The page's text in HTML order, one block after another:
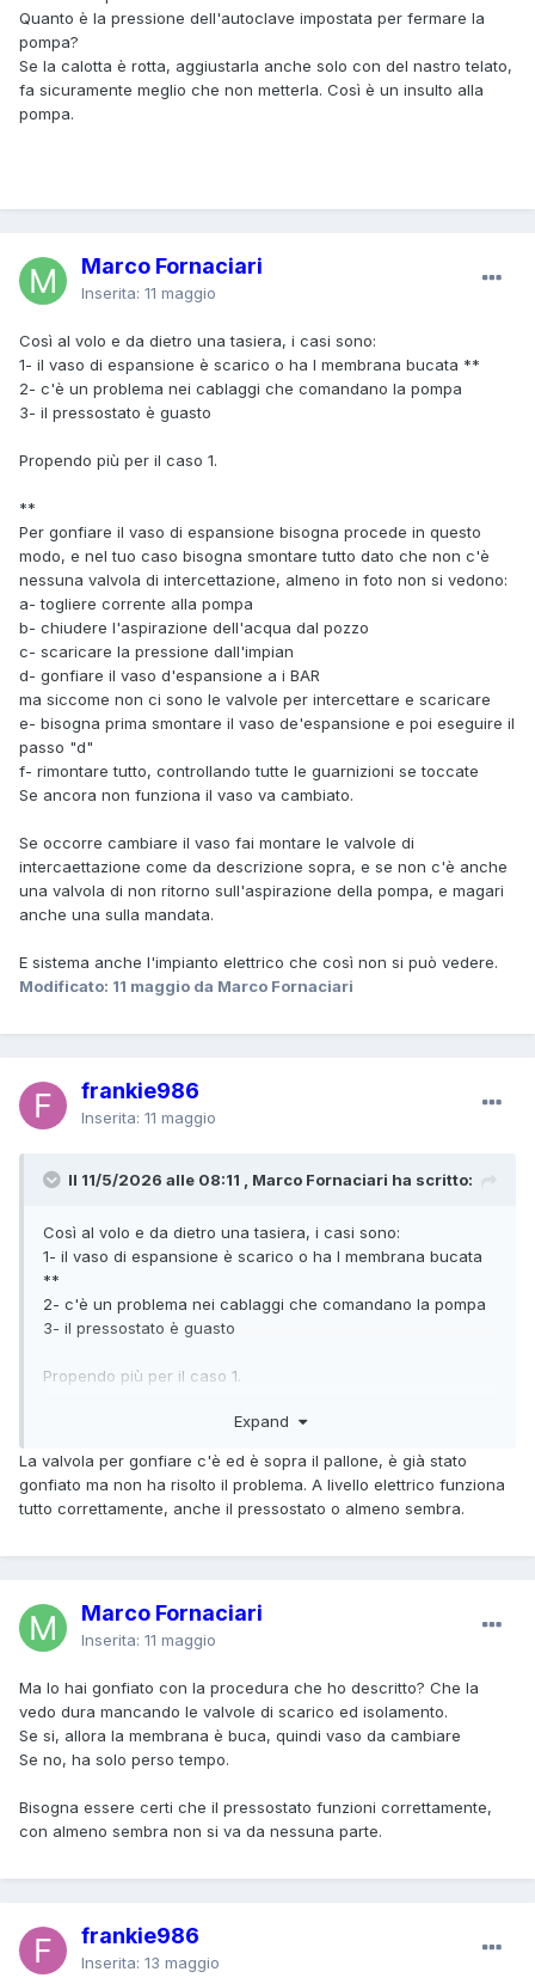
Quanto è la pressione dell'autoclave impostata per fermare la
pompa?
Se la calotta è rotta, aggiustarla anche solo con del nastro telato,
fa sicuramente meglio che non metterla. Così è un insulto alla
pompa.
Marco Fornaciari
Inserita: 11 maggio
Così al volo e da dietro una tasiera, i casi sono:
1- il vaso di espansione è scarico o ha l membrana bucata **
2- c'è un problema nei cablaggi che comandano la pompa
3- il pressostato è guasto
Propendo più per il caso 1.
**
Per gonfiare il vaso di espansione bisogna procede in questo
modo, e nel tuo caso bisogna smontare tutto dato che non c'è
nessuna valvola di intercettazione, almeno in foto non si vedono:
a- togliere corrente alla pompa
b- chiudere l'aspirazione dell'acqua dal pozzo
c- scaricare la pressione dall'impian
d- gonfiare il vaso d'espansione a i BAR
ma siccome non ci sono le valvole per intercettare e scaricare
e- bisogna prima smontare il vaso de'espansione e poi eseguire il
passo "d"
f- rimontare tutto, controllando tutte le guarnizioni se toccate
Se ancora non funziona il vaso va cambiato.
Se occorre cambiare il vaso fai montare le valvole di
intercaettazione come da descrizione sopra, e se non c'è anche
una valvola di non ritorno sull'aspirazione della pompa, e magari
anche una sulla mandata.
E sistema anche l'impianto elettrico che così non si può vedere.
Modificato: 11 maggio da Marco Fornaciari
frankie986
Inserita: 11 maggio
Il 11/5/2026 alle 08:11 , Marco Fornaciari ha scritto:
Così al volo e da dietro una tasiera, i casi sono:
1- il vaso di espansione è scarico o ha l membrana bucata
**
2- c'è un problema nei cablaggi che comandano la pompa
3- il pressostato è guasto
Propendo più per il caso 1.
questo modo, e nel tuo caso bisogna smontare tutto dato
che non c'è nessuna valvola di intercettazione, almeno in
foto non si vedono:
d- gonfiare il vaso d'espansione a i BAR
ma siccome non ci sono le valvole per intercettare e
e- bisogna prima smontare il vaso de'espansione e poi
eseguire il passo "d"
f- rimontare tutto, controllando tutte le guarnizioni se
toccate
Se occorre cambiare il vaso fai montare le valvole di
anche una valvola di non ritorno sull'aspirazione della
E sistema anche l'impianto elettrico che così non si può
vedere.
Expand
La valvola per gonfiare c'è ed è sopra il pallone, è già stato
gonfiato ma non ha risolto il problema. A livello elettrico funziona
tutto correttamente, anche il pressostato o almeno sembra.
Marco Fornaciari
Inserita: 11 maggio
Ma lo hai gonfiato con la procedura che ho descritto? Che la
vedo dura mancando le valvole di scarico ed isolamento.
Se si, allora la membrana è buca, quindi vaso da cambiare
Se no, ha solo perso tempo.
Bisogna essere certi che il pressostato funzioni correttamente,
con almeno sembra non si va da nessuna parte.
frankie986
Inserita: 13 maggio